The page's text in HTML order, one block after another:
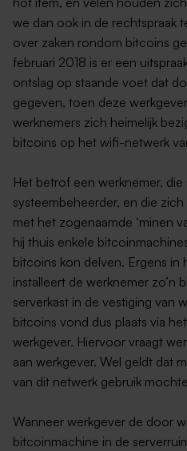
we dan ook in de rechtspraak
over zaken rondom bitcoins
februari 2018 is er een
ontslag op staande voet dat
gegeven, toen deze
werknemers zich heimelijk
bitcoins op het wifi-netwerk
Het betrof een werknemer, die
systeembeheerder, en die
met het zogenaamde ‘minen
hij thuis enkele
bitcoins kon delven. Ergens in
installeert de werknemer zo’n
serverkast in de vestiging van
bitcoins vond dus plaats via
werkgever. Hiervoor vraagt
aan werkgever. Wel geldt dat
van dit netwerk gebruik
Wanneer werkgever de door
bitcoinmachine in de